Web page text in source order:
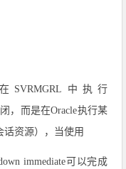
中执行
，而是在Oracle执行某
资源），当使用
immediate可以完成